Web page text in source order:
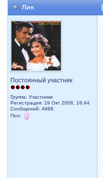
Лия
Постоянный участник
Группа: Участники
Регистрация: 19 Окт 2008, 18:44
Сообщений: 4988
Пол: